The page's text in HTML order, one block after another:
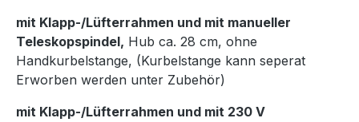
mit Klapp-/Lüfterrahmen und mit manueller
Teleskopspindel, Hub ca. 28 cm, ohne
Handkurbelstange, (Kurbelstange kann seperat
Erworben werden unter Zubehör)
mit Klapp-/Lüfterrahmen und mit 230 V